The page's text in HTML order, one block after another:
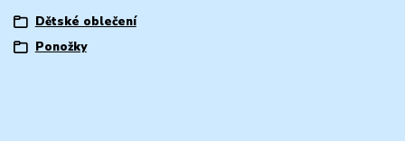
Dětské oblečení
Ponožky